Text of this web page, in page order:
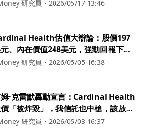
研究員 ・ 2026/05/17 13:46
Health估值大辯論：股價197
、內在價值248美元，強勁回報下的
與機會
研究員 ・ 2026/05/05 16:38
·克雷默轟動宣言：Cardinal Health
「被炸毀」，我信託也中槍，該放下
趁低佈局？
研究員 ・ 2026/05/03 16:37